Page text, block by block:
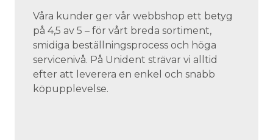
Våra kunder ger vår webbshop ett betyg
på 4,5 av 5 – för vårt breda sortiment,
smidiga beställningsprocess och höga
servicenivå. På Unident strävar vi alltid
efter att leverera en enkel och snabb
köpupplevelse.